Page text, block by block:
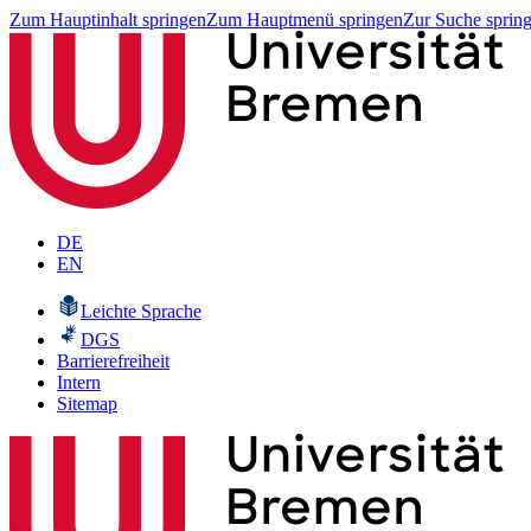
Zum Hauptinhalt springenZum Hauptmenü springenZur Suche
DE
EN
Leichte Sprache
DGS
Barrierefreiheit
Intern
Sitemap